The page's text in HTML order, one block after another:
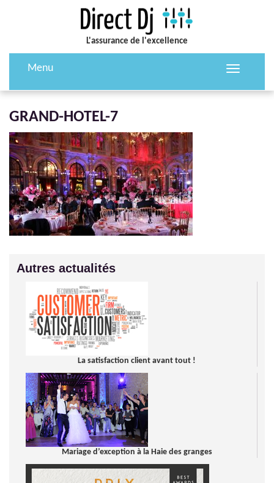
L'assurance de l'excellence
Toggle
Menu
GRAND-HOTEL-7
Autres actualités
La satisfaction client avant tout !
Mariage d’exception à la Haie des granges